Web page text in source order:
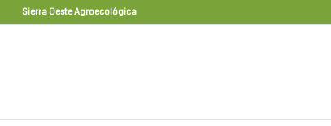
Sierra Oeste Agroecológica